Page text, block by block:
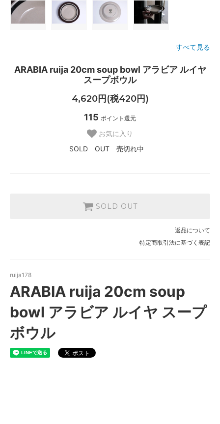
すべて見る
ARABIA ruija 20cm soup bowl アラビア ルイヤ
スープボウル
4,620円(税420円)
115 ポイント還元
お気に入り
SOLD OUT 売切れ中
SOLD OUT
返品について
特定商取引法に基づく表記
ruija178
ARABIA ruija 20cm soup
bowl アラビア ルイヤ スープ
ボウル